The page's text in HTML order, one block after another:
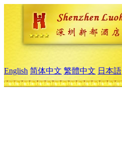
English 简体中文 繁體中文 日本語